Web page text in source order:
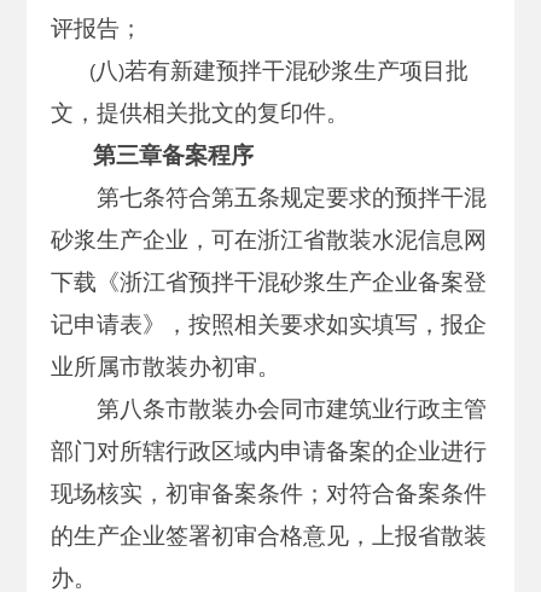
评报告；
(八)若有新建预拌干混砂浆生产项目批
文，提供相关批文的复印件。
第三章备案程序
第七条符合第五条规定要求的预拌干混
砂浆生产企业，可在浙江省散装水泥信息网
下载《浙江省预拌干混砂浆生产企业备案登
记申请表》，按照相关要求如实填写，报企
业所属市散装办初审。
第八条市散装办会同市建筑业行政主管
部门对所辖行政区域内申请备案的企业进行
现场核实，初审备案条件；对符合备案条件
的生产企业签署初审合格意见，上报省散装
办。